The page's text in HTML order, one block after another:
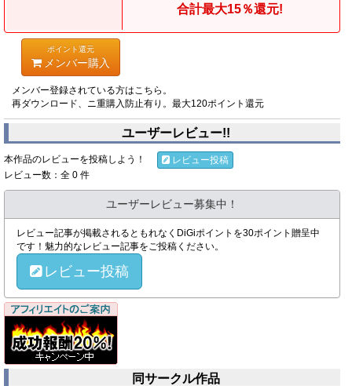
合計最大15％還元!
ポイント還元
メンバー購入
メンバー登録されている方はこちら。
再ダウンロード、ニ重購入防止有り。最大120ポイント還元
ユーザーレビュー!!
本作品のレビューを投稿しよう！
レビュー投稿
レビュー数：全 0 件
ユーザーレビュー募集中！
レビュー記事が掲載されるともれなくDiGiポイントを30ポイント贈呈中
です！魅力的なレビュー記事をご投稿ください。
レビュー投稿
同サークル作品